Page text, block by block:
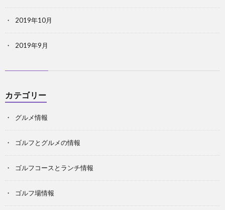
2019年10月
2019年9月
カテゴリー
グルメ情報
ゴルフとグルメの情報
ゴルフコースとランチ情報
ゴルフ場情報